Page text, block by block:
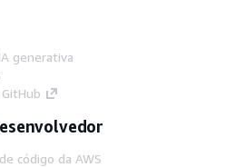
generativa
código da AWS